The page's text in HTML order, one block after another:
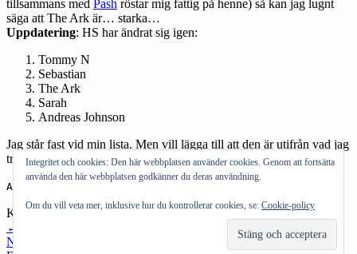
tillsammans med Pash röstar mig fattig på henne) så kan jag lugnt
säga att The Ark är… starka…
Uppdatering: HS har ändrat sig igen:
Tommy N
Sebastian
The Ark
Sarah
Andreas Johnson
Jag står fast vid min lista. Men vill lägga till att den är utifrån vad jag
tror – inte mitt balladhjärta…
Andra bloggar om:
Kategorier: Musik
Inläggsnavigering
←
Nästa inlägg
Integritet och cookies: Den här webbplatsen använder cookies. Genom att fortsätta
använda den här webbplatsen godkänner du deras användning.
Om du vill veta mer, inklusive hur du kontrollerar cookies, se: Cookie-policy